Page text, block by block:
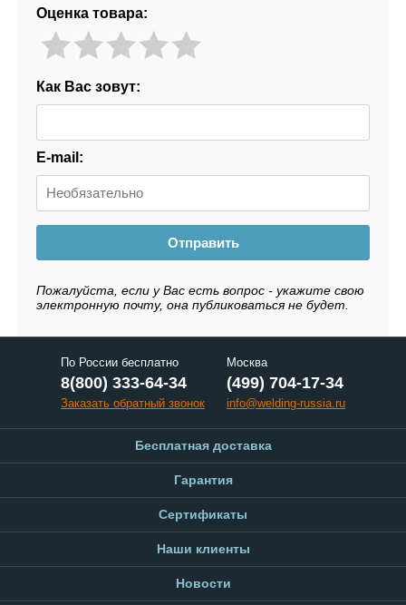
Оценка товара:
Как Вас зовут:
E-mail:
Отправить
Пожалуйста, если у Вас есть вопрос - укажите свою
электронную почту, она публиковаться не будет.
По России бесплатно
8(800) 333-64-34
Заказать обратный звонок
Москва
(499) 704-17-34
info@welding-russia.ru
Бесплатная доставка
Гарантия
Сертификаты
Наши клиенты
Новости